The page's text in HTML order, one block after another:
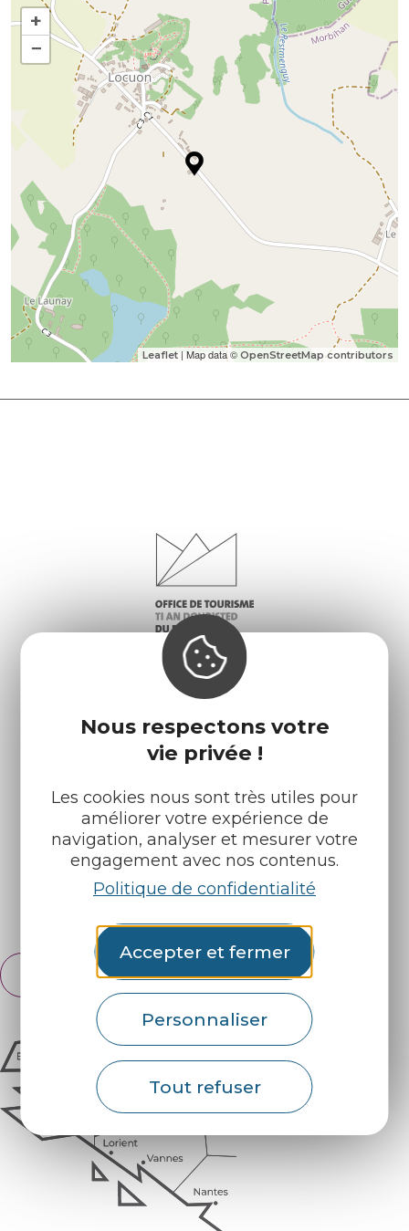
Nous respectons votre
vie privée !
Les cookies nous sont très utiles pour
améliorer votre expérience de
navigation, analyser et mesurer votre
engagement avec nos contenus.
Politique de confidentialité
Accepter et fermer
Personnaliser
Tout refuser
+
−
Leaflet | Map data © OpenStreetMap contributors
Infos pratiques
Nos accueils
Nos brochures
Météo
Retrouvez-nous sur :
Français
English